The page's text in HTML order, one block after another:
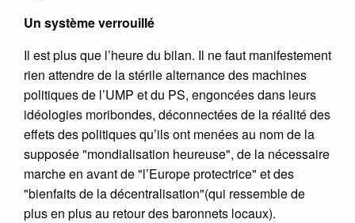
Un système verrouillé
Il est plus que l’heure du bilan. Il ne faut manifestement
rien attendre de la stérile alternance des machines
politiques de l’UMP et du PS, engoncées dans leurs
idéologies moribondes, déconnectées de la réalité des
effets des politiques qu’ils ont menées au nom de la
supposée "mondialisation heureuse", de la nécessaire
marche en avant de "l’Europe protectrice" et des
"bienfaits de la décentralisation"(qui ressemble de
plus en plus au retour des baronnets locaux).